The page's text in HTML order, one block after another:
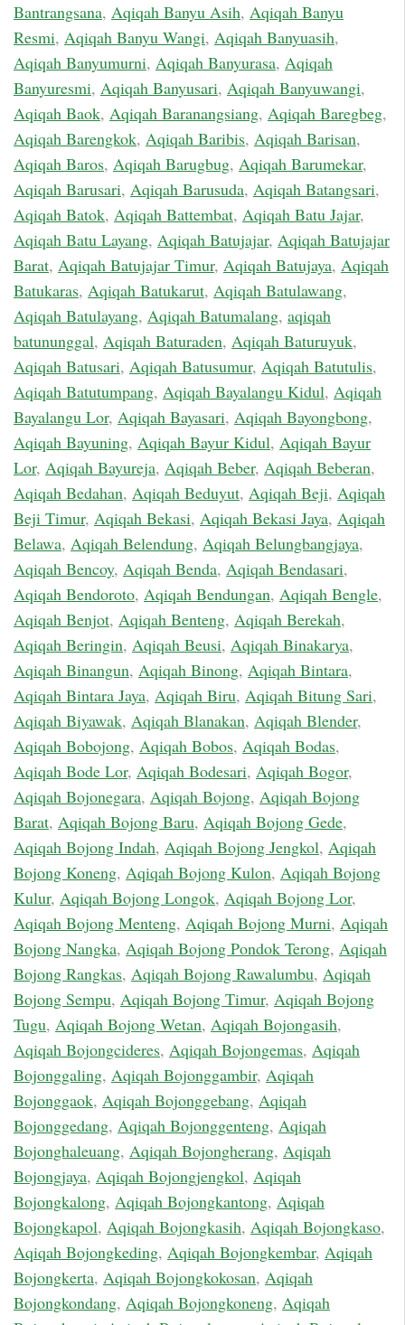
Bantrangsana, Aqiqah Banyu Asih, Aqiqah Banyu
Resmi, Aqiqah Banyu Wangi, Aqiqah Banyuasih,
Aqiqah Banyumurni, Aqiqah Banyurasa, Aqiqah
Banyuresmi, Aqiqah Banyusari, Aqiqah Banyuwangi,
Aqiqah Baok, Aqiqah Baranangsiang, Aqiqah Baregbeg,
Aqiqah Barengkok, Aqiqah Baribis, Aqiqah Barisan,
Aqiqah Baros, Aqiqah Barugbug, Aqiqah Barumekar,
Aqiqah Barusari, Aqiqah Barusuda, Aqiqah Batangsari,
Aqiqah Batok, Aqiqah Battembat, Aqiqah Batu Jajar,
Aqiqah Batu Layang, Aqiqah Batujajar, Aqiqah Batujajar
Barat, Aqiqah Batujajar Timur, Aqiqah Batujaya, Aqiqah
Batukaras, Aqiqah Batukarut, Aqiqah Batulawang,
Aqiqah Batulayang, Aqiqah Batumalang, aqiqah
batununggal, Aqiqah Baturaden, Aqiqah Baturuyuk,
Aqiqah Batusari, Aqiqah Batusumur, Aqiqah Batutulis,
Aqiqah Batutumpang, Aqiqah Bayalangu Kidul, Aqiqah
Bayalangu Lor, Aqiqah Bayasari, Aqiqah Bayongbong,
Aqiqah Bayuning, Aqiqah Bayur Kidul, Aqiqah Bayur
Lor, Aqiqah Bayureja, Aqiqah Beber, Aqiqah Beberan,
Aqiqah Bedahan, Aqiqah Beduyut, Aqiqah Beji, Aqiqah
Beji Timur, Aqiqah Bekasi, Aqiqah Bekasi Jaya, Aqiqah
Belawa, Aqiqah Belendung, Aqiqah Belungbangjaya,
Aqiqah Bencoy, Aqiqah Benda, Aqiqah Bendasari,
Aqiqah Bendoroto, Aqiqah Bendungan, Aqiqah Bengle,
Aqiqah Benjot, Aqiqah Benteng, Aqiqah Berekah,
Aqiqah Beringin, Aqiqah Beusi, Aqiqah Binakarya,
Aqiqah Binangun, Aqiqah Binong, Aqiqah Bintara,
Aqiqah Bintara Jaya, Aqiqah Biru, Aqiqah Bitung Sari,
Aqiqah Biyawak, Aqiqah Blanakan, Aqiqah Blender,
Aqiqah Bobojong, Aqiqah Bobos, Aqiqah Bodas,
Aqiqah Bode Lor, Aqiqah Bodesari, Aqiqah Bogor,
Aqiqah Bojonegara, Aqiqah Bojong, Aqiqah Bojong
Barat, Aqiqah Bojong Baru, Aqiqah Bojong Gede,
Aqiqah Bojong Indah, Aqiqah Bojong Jengkol, Aqiqah
Bojong Koneng, Aqiqah Bojong Kulon, Aqiqah Bojong
Kulur, Aqiqah Bojong Longok, Aqiqah Bojong Lor,
Aqiqah Bojong Menteng, Aqiqah Bojong Murni, Aqiqah
Bojong Nangka, Aqiqah Bojong Pondok Terong, Aqiqah
Bojong Rangkas, Aqiqah Bojong Rawalumbu, Aqiqah
Bojong Sempu, Aqiqah Bojong Timur, Aqiqah Bojong
Tugu, Aqiqah Bojong Wetan, Aqiqah Bojongasih,
Aqiqah Bojongcideres, Aqiqah Bojongemas, Aqiqah
Bojonggaling, Aqiqah Bojonggambir, Aqiqah
Bojonggaok, Aqiqah Bojonggebang, Aqiqah
Bojonggedang, Aqiqah Bojonggenteng, Aqiqah
Bojonghaleuang, Aqiqah Bojongherang, Aqiqah
Bojongjaya, Aqiqah Bojongjengkol, Aqiqah
Bojongkalong, Aqiqah Bojongkantong, Aqiqah
Bojongkapol, Aqiqah Bojongkasih, Aqiqah Bojongkaso,
Aqiqah Bojongkeding, Aqiqah Bojongkembar, Aqiqah
Bojongkerta, Aqiqah Bojongkokosan, Aqiqah
Bojongkondang, Aqiqah Bojongkoneng, Aqiqah